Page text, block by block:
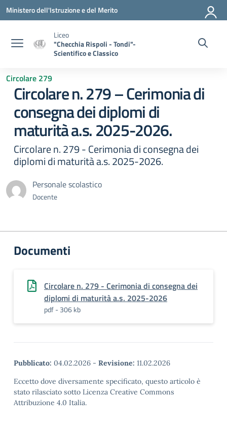
Vai ai contenuti
Vai al menu di navigazione
Vai al footer
Ministero dell'Istruzione e del Merito
Liceo
"Checchia Rispoli - Tondi"-
Scientifico e Classico
Circolare 279
Circolare n. 279 – Cerimonia di
consegna dei diplomi di
maturità a.s. 2025-2026.
Circolare n. 279 - Cerimonia di consegna dei
diplomi di maturità a.s. 2025-2026.
Personale scolastico
Docente
Documenti
Circolare n. 279 - Cerimonia di consegna dei
diplomi di maturità a.s. 2025-2026
pdf - 306 kb
Pubblicato: 04.02.2026 - Revisione: 11.02.2026
Eccetto dove diversamente specificato, questo articolo è
stato rilasciato sotto Licenza Creative Commons
Attribuzione 4.0 Italia.